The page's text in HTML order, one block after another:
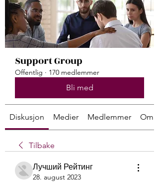
Support Group
Offentlig · 170 medlemmer
Bli med
Diskusjon Medier Medlemmer Om
Tilbake
Лучший Рейтинг
28. august 2023